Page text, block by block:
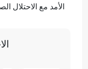
الأمد مع الاحتلال